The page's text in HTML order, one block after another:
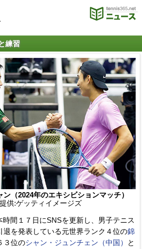
練習
（2024年のエキシビションマッチ）
供:ゲッティイメージズ
間１７日にSNSを更新し、男子テニス
退を発表している元世界ランク４位の錦
３位のシャン・ジュンチェン（中国）
と